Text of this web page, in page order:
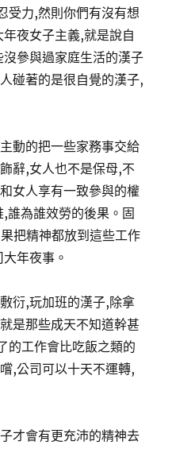
受力,然則你們有沒有想
夜女子主義,就是說自
參與過家庭生活的漢子
碰著的是很自覺的漢子,
的把一些家務事交給
辭,女人也不是保母,不
女人享有一致參與的權
誰為誰效勞的後果。固
把精神都放到這些工作
年夜事。
,玩加班的漢子,除拿
是那些成天不知道幹甚
的工作會比吃飯之類的
,公司可以十天不運轉,
會有更充沛的精神去